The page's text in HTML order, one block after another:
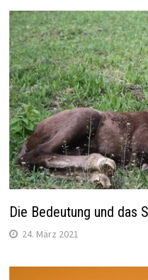
Die Bedeutung und das
24. März 2021